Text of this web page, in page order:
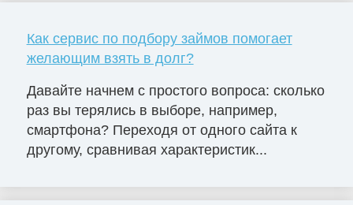
Как сервис по подбору займов помогает
желающим взять в долг?
Давайте начнем с простого вопроса: сколько
раз вы терялись в выборе, например,
смартфона? Переходя от одного сайта к
другому, сравнивая характеристик...